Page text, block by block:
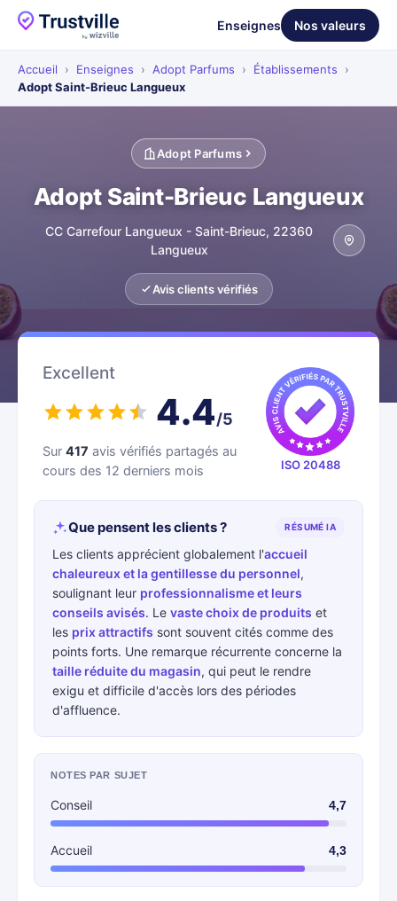
Enseignes Nos valeurs
Accueil › Enseignes › Adopt Parfums › Établissements
›
Adopt Saint-Brieuc Langueux
Adopt Parfums
Adopt Saint-Brieuc Langueux
CC Carrefour Langueux - Saint-Brieuc, 22360
Langueux
Avis clients vérifiés
Excellent
4.4/5
Sur 417 avis vérifiés partagés au
cours des 12 derniers mois
ISO 20488
Que pensent les clients ? RÉSUMÉ IA
Les clients apprécient globalement l'accueil
chaleureux et la gentillesse du personnel,
soulignant leur professionnalisme et leurs
conseils avisés. Le vaste choix de produits et
les prix attractifs sont souvent cités comme des
points forts. Une remarque récurrente concerne la
taille réduite du magasin, qui peut le rendre
exigu et difficile d'accès lors des périodes
d'affluence.
NOTES PAR SUJET
Conseil 4,7
Accueil 4,3